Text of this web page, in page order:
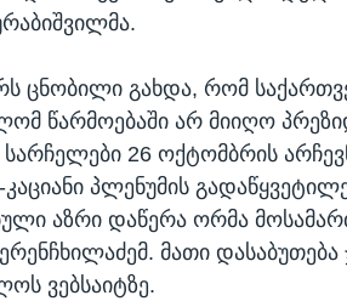
ცნობილი გახდა, რომ
წარმოებაში არ მიიღო
სარჩელები 26 ოქტომბრის
კაციანი პლენუმის
აზრი დაწერა ორმა
მათი
ვებსაიტზე.